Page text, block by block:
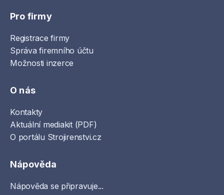
Pro firmy
Registrace firmy
Správa firemního účtu
Možnosti inzerce
O nás
Kontakty
Aktuální mediakit (PDF)
O portálu Strojirenstvi.cz
Nápověda
Nápověda se připravuje...